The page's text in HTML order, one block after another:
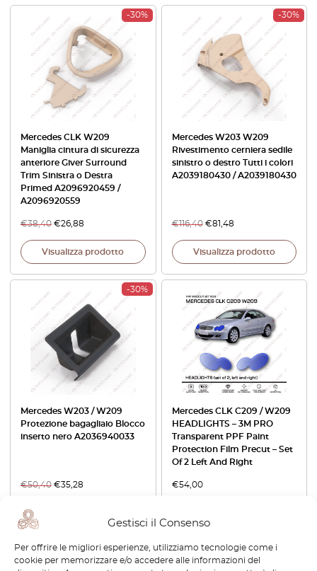
Gestisci il Consenso
Per offrire le migliori esperienze, utilizziamo tecnologie come i
cookie per memorizzare e/o accedere alle informazioni del
-30%
Mercedes CLK W209
Maniglia cintura di sicurezza
anteriore Giver Surround
Trim Sinistra o Destra
Primed A2096920459 /
A2096920559
€38,40 €26,88
Visualizza prodotto
-30%
Mercedes W203 W209
Rivestimento cerniera sedile
sinistro o destro Tutti i colori
A2039180430 / A2039180430
€116,40 €81,48
Visualizza prodotto
-30%
Mercedes W203 / W209
Protezione bagagliaio Blocco
inserto nero A2036940033
€50,40 €35,28
Mercedes CLK C209 / W209
HEADLIGHTS – 3M PRO
Transparent PPF Paint
Protection Film Precut – Set
Of 2 Left And Right
€54,00